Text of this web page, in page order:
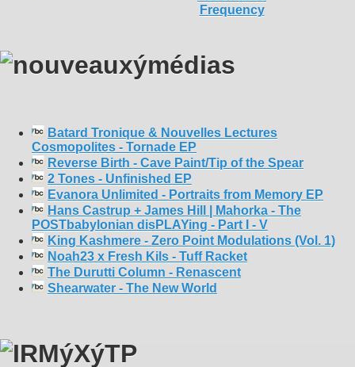
Batard Tronique & Nouvelles Lectures
Cosmopolites - Tornade EP
Reverse Birth - Cave Paint/Tip of the Spear
2 Tones - Unfinished EP
Evanora Unlimited - Portraits from Memory EP
Hans Castrup + James Hill | Mahorka - The
POSTbabylonian disPLAYing - Part I - V
King Kashmere - Zero Point Modulations (Vol. 1)
Noah23 x Fresh Kils - Tuff Racket
The Durutti Column - Renascent
Shearwater - The New World